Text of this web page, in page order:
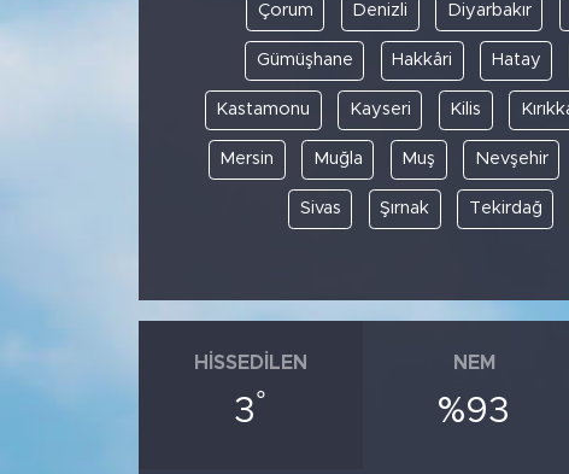
Çorum Denizli Diyarbakır
Gümüşhane Hakkâri Hatay
Kastamonu Kayseri Kilis
Mersin Muğla Muş Nevşehir
Sivas Şırnak Tekirdağ
HISSEDILEN
3°
NEM
%93